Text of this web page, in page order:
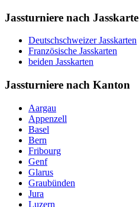
Jassturniere nach Jasskarte
Deutschschweizer Jasskarten
Französische Jasskarten
beiden Jasskarten
Jassturniere nach Kanton
Aargau
Appenzell
Basel
Bern
Fribourg
Genf
Glarus
Graubünden
Jura
Luzern